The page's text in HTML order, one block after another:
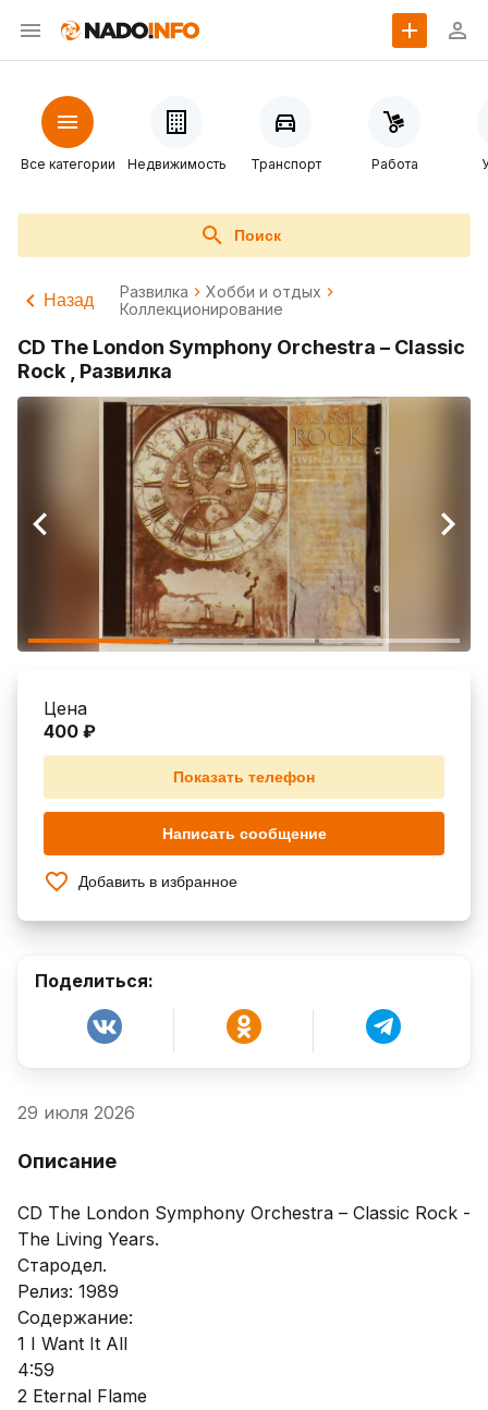
Все категории Недвижимость Транспорт Работа
Поиск
Назад Развилка
Хобби и отдых
Коллекционирование
CD The London Symphony Orchestra – Classic
Rock , Развилка
Цена
400 ₽
Показать телефон
Написать сообщение
Добавить в избранное
Поделиться:
29 июля 2026
Описание
CD The London Symphony Orchestra – Classic Rock -
The Living Years.
Стародел.
Релиз: 1989
Содержание:
1 I Want It All
4:59
2 Eternal Flame